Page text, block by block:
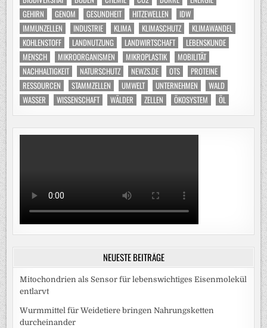
GEHIRN
GENOM GESUNDHEIT HITZEWELLEN
IDW
IMMUNZELLEN
INDUSTRIE KLIMA KLIMASCHUTZ
KLIMAWANDEL
KOHLENSTOFF
LANDNUTZUNG LANDWIRTSCHAFT
LEBENSKUNDE
MENSCH
MIKROORGANISMEN MIKROPLASTIK
MOBILITÄT
NACHHALTIGKEIT
NATURSCHUTZ NEWZS.DE OTS
PROTEINE
RESSOURCEN
STAMMZELLEN UMWELT UNTERNEHMEN
WALD
WASSER
WISSENSCHAFT WÄLDER ZELLEN ÖKOSYSTEM ÖL
NEUESTE BEITRÄGE
Mitochondrien als Sensor für lebenswichtiges Eisenmolekül
entlarvt
Wurmmittel für Weidetiere bringen Nahrungsketten
durcheinander